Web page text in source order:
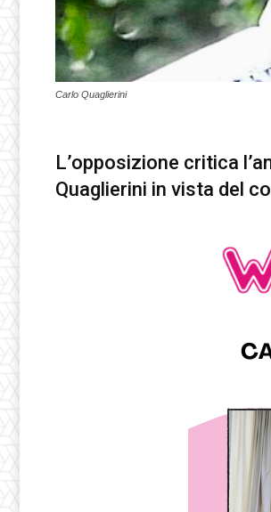
Carlo Quaglierini
L’opposizione critica
Quaglierini in vista del